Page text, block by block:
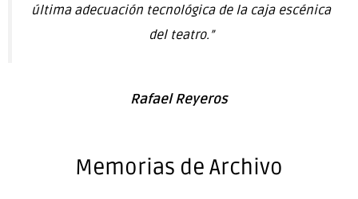
última adecuación tecnológica de la caja escénica
del teatro.”
Rafael Reyeros
Memorias de Archivo